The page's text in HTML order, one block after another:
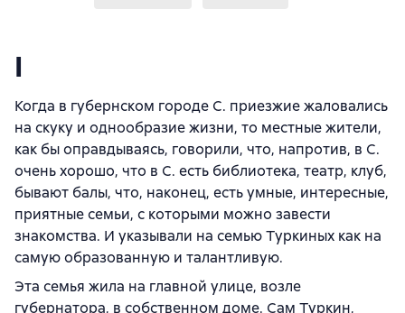
I
Когда в губернском городе С. приезжие жаловались
на скуку и однообразие жизни, то местные жители,
как бы оправдываясь, говорили, что, напротив, в С.
очень хорошо, что в С. есть библиотека, театр, клуб,
бывают балы, что, наконец, есть умные, интересные,
приятные семьи, с которыми можно завести
знакомства. И указывали на семью Туркиных как на
самую образованную и талантливую.
Эта семья жила на главной улице, возле
губернатора, в собственном доме. Сам Туркин,